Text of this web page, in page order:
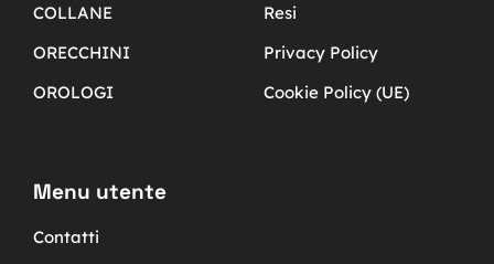
COLLANE
ORECCHINI
OROLOGI
Resi
Privacy Policy
Cookie Policy (UE)
Menu utente
Contatti